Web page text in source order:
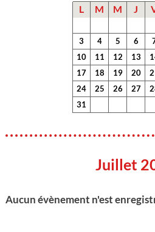
L M M J
3
4 5 6
10
11 12 13
17
18 19 20
24
25 26 27
31
Juillet
Aucun évènement n'est